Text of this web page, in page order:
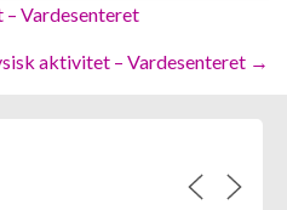
Vardesenteret
aktivitet – Vardesenteret →